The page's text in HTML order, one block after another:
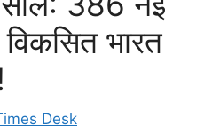
भारत
Desk